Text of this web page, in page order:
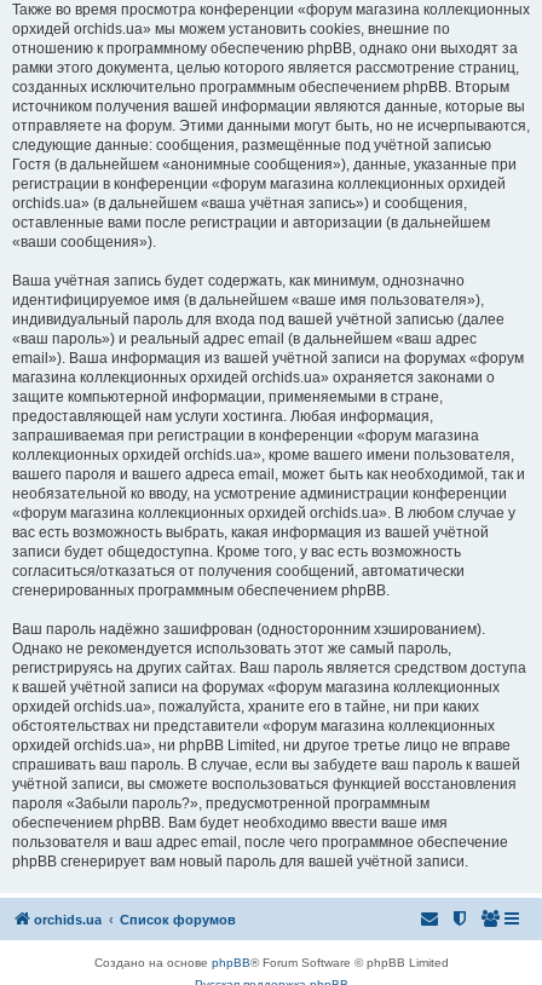
Также во время просмотра конференции «форум магазина коллекционных
орхидей orchids.ua» мы можем установить cookies, внешние по
отношению к программному обеспечению phpBB, однако они выходят за
рамки этого документа, целью которого является рассмотрение страниц,
созданных исключительно программным обеспечением phpBB. Вторым
источником получения вашей информации являются данные, которые вы
отправляете на форум. Этими данными могут быть, но не исчерпываются,
следующие данные: сообщения, размещённые под учётной записью
Гостя (в дальнейшем «анонимные сообщения»), данные, указанные при
регистрации в конференции «форум магазина коллекционных орхидей
orchids.ua» (в дальнейшем «ваша учётная запись») и сообщения,
оставленные вами после регистрации и авторизации (в дальнейшем
«ваши сообщения»).
Ваша учётная запись будет содержать, как минимум, однозначно
идентифицируемое имя (в дальнейшем «ваше имя пользователя»),
индивидуальный пароль для входа под вашей учётной записью (далее
«ваш пароль») и реальный адрес email (в дальнейшем «ваш адрес
email»). Ваша информация из вашей учётной записи на форумах «форум
магазина коллекционных орхидей orchids.ua» охраняется законами о
защите компьютерной информации, применяемыми в стране,
предоставляющей нам услуги хостинга. Любая информация,
запрашиваемая при регистрации в конференции «форум магазина
коллекционных орхидей orchids.ua», кроме вашего имени пользователя,
вашего пароля и вашего адреса email, может быть как необходимой, так и
необязательной ко вводу, на усмотрение администрации конференции
«форум магазина коллекционных орхидей orchids.ua». В любом случае у
вас есть возможность выбрать, какая информация из вашей учётной
записи будет общедоступна. Кроме того, у вас есть возможность
согласиться/отказаться от получения сообщений, автоматически
сгенерированных программным обеспечением phpBB.
Ваш пароль надёжно зашифрован (односторонним хэшированием).
Однако не рекомендуется использовать этот же самый пароль,
регистрируясь на других сайтах. Ваш пароль является средством доступа
к вашей учётной записи на форумах «форум магазина коллекционных
орхидей orchids.ua», пожалуйста, храните его в тайне, ни при каких
обстоятельствах ни представители «форум магазина коллекционных
орхидей orchids.ua», ни phpBB Limited, ни другое третье лицо не вправе
спрашивать ваш пароль. В случае, если вы забудете ваш пароль к вашей
учётной записи, вы сможете воспользоваться функцией восстановления
пароля «Забыли пароль?», предусмотренной программным
обеспечением phpBB. Вам будет необходимо ввести ваше имя
пользователя и ваш адрес email, после чего программное обеспечение
phpBB сгенерирует вам новый пароль для вашей учётной записи.
orchids.ua Список форумов
Создано на основе phpBB® Forum Software © phpBB Limited